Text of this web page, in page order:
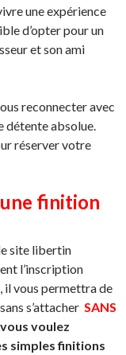
une expérience
d’opter pour un
et son ami
reconnecter avec
détente absolue.
réserver votre
finition
site libertin
l’inscription
il vous permettra de
s’attacher SANS
vous voulez
simples finitions